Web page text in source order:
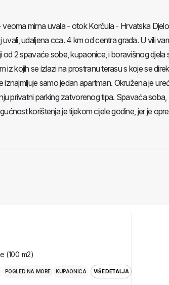
mirna uvala - otok Korčula - Hrvatska
udaljena cca. 4 km od centra grada. U vili
2 spavaće sobe, kupaonice, i boravišnog djela
kojih se izlazi na prostranu terasu s koje se
samo jedan apartman. Okružena je
privatni parking zatvorenog tipa. Spavaća
korištenja je tijekom cijele godine, jer je
(100 m2)
POGLED NA MORE KUPAONICA VIŠE DETALJA